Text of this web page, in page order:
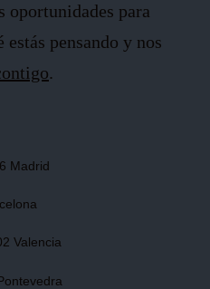
oportunidades para
pensando y nos
.
Madrid
Valencia